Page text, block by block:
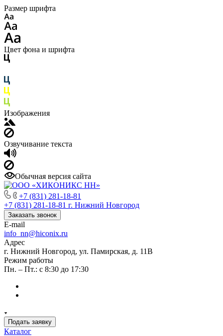
Размер шрифта
Цвет фона и шрифта
Изображения
Озвучивание текста
Обычная версия сайта
+7 (831) 281-18-81
+7 (831) 281-18-81 г. Нижний Новгород
Заказать звонок
E-mail
info_nn@hiconix.ru
Адрес
г. Нижний Новгород, ул. Памирская, д. 11В
Режим работы
Пн. – Пт.: с 8:30 до 17:30
Подать заявку
Каталог